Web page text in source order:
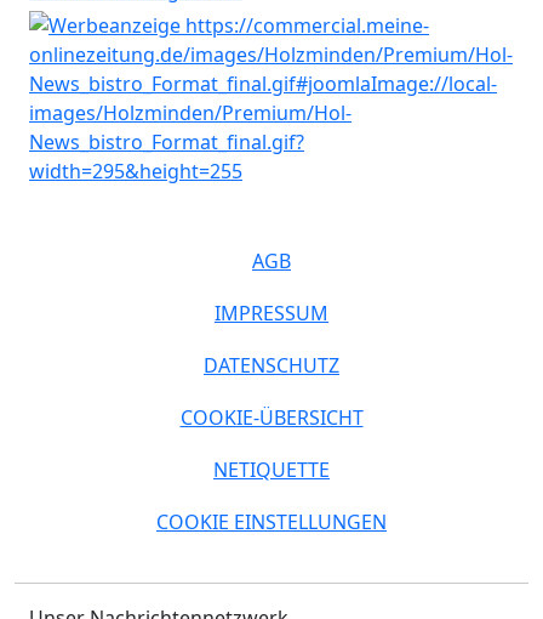
AGB
IMPRESSUM
DATENSCHUTZ
COOKIE-ÜBERSICHT
NETIQUETTE
COOKIE EINSTELLUNGEN